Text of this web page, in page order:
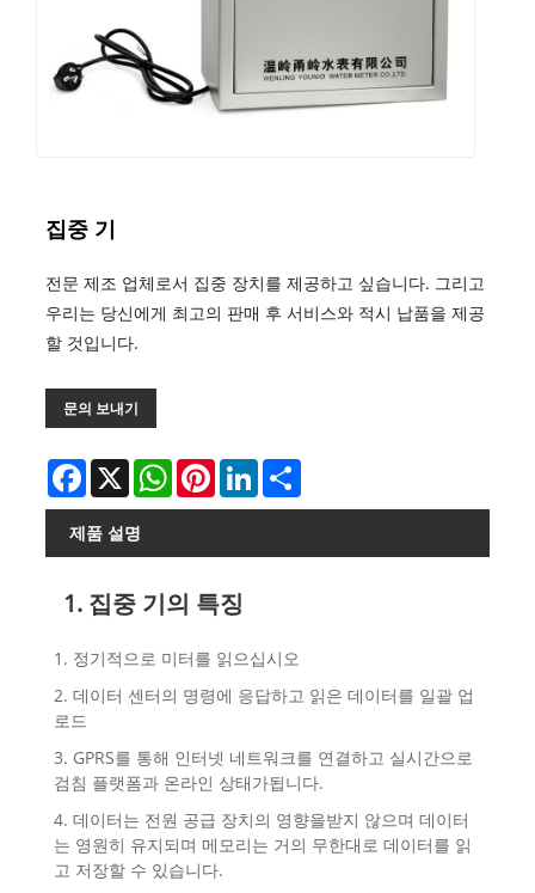
집중 기
전문 제조 업체로서 집중 장치를 제공하고 싶습니다. 그리고
우리는 당신에게 최고의 판매 후 서비스와 적시 납품을 제공
할 것입니다.
문의 보내기
Facebook
X WhatsAppPinterestLinkedInShare
제품 설명
1. 집중 기의 특징
1. 정기적으로 미터를 읽으십시오
2. 데이터 센터의 명령에 응답하고 읽은 데이터를 일괄 업
로드
3. GPRS를 통해 인터넷 네트워크를 연결하고 실시간으로
검침 플랫폼과 온라인 상태가됩니다.
4. 데이터는 전원 공급 장치의 영향을받지 않으며 데이터
는 영원히 유지되며 메모리는 거의 무한대로 데이터를 읽
고 저장할 수 있습니다.